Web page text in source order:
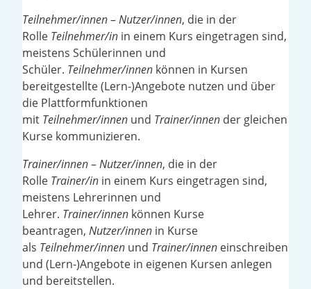
Teilnehmer/innen–Nutzer/innen, die in der
Rolle Teilnehmer/in in einem Kurs eingetragen sind,
meistens Schülerinnen und
Schüler. Teilnehmer/innen können in Kursen
bereitgestellte (Lern-)Angebote nutzen und über
die Plattformfunktionen
mit Teilnehmer/innen und Trainer/innen der gleichen
Kurse kommunizieren.
Trainer/innen–Nutzer/innen, die in der
Rolle Trainer/in in einem Kurs eingetragen sind,
meistens Lehrerinnen und
Lehrer. Trainer/innen können Kurse
beantragen, Nutzer/innen in Kurse
als Teilnehmer/innen und Trainer/innen einschreiben
und (Lern-)Angebote in eigenen Kursen anlegen
und bereitstellen.